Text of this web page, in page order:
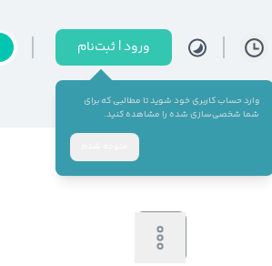
ورود | ثبت‌نام
وارد حساب کاربری خود شوید تا مطالبی که برای
شما شخصی‌سازی شده را مشاهده کنید.